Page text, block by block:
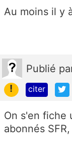
Au moins il y
Publié
!
citer
On s'en fiche
abonnés